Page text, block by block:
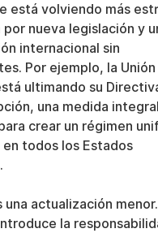
está volviendo más
por nueva legislación y
internacional sin
Por ejemplo, la Unión
ultimando su
una medida integral
crear un régimen
todos los Estados
una actualización
la